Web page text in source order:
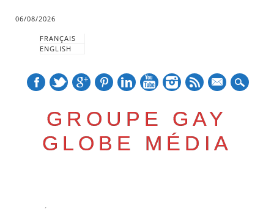
06/08/2026
FRANÇAIS
ENGLISH
GROUPE GAY
GLOBE MÉDIA